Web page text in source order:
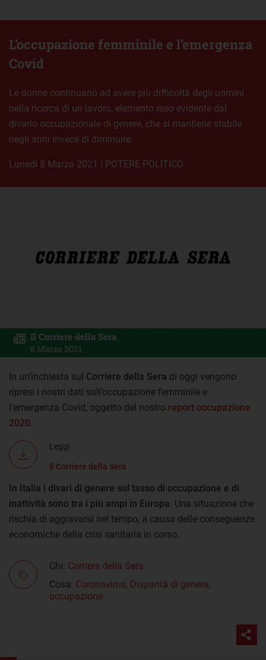
L’occupazione femminile e l’emergenza
Covid
Le donne continuano ad avere più difficoltà degli uomini
nella ricerca di un lavoro, elemento reso evidente dal
divario occupazionale di genere, che si mantiene stabile
negli anni invece di diminuire.
lunedì 8 Marzo 2021 | POTERE POLITICO
Il Corriere della Sera
8 Marzo 2021
In un’inchiesta sul Corriere della Sera di oggi vengono
ripresi i nostri dati sull’occupazione femminile e
l’emergenza Covid, oggetto del nostro report occupazione
2020
Leggi
Il Corriere della Sera
In Italia i divari di genere sul tasso di occupazione e di
inattività sono tra i più ampi in Europa . Una situazione che
rischia di aggravarsi nel tempo, a causa delle conseguenze
economiche della crisi sanitaria in corso.
Chi: Corriere della Sera
Cosa: Coronavirus, Disparità di genere,
occupazione